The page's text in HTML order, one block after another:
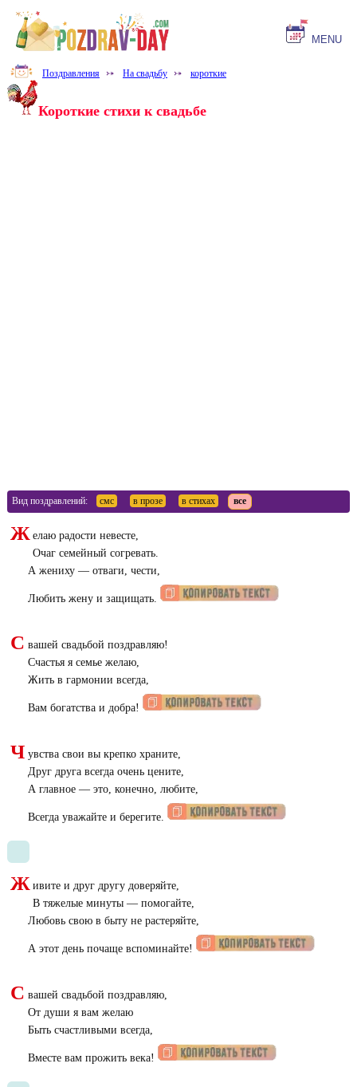
MENU
Поздравления ⤐ На свадьбу ⤐ короткие
Короткие стихи к свадьбе
Вид поздравлений: смс в прозе в стихах все
Ж елаю радости невесте,
Очаг семейный согревать.
А жениху — отваги, чести,
Любить жену и защищать.
С вашей свадьбой поздравляю!
Счастья я семье желаю,
Жить в гармонии всегда,
Вам богатства и добра!
Ч увства свои вы крепко храните,
Друг друга всегда очень цените,
А главное ― это, конечно, любите,
Всегда уважайте и берегите.
Ж ивите и друг другу доверяйте,
В тяжелые минуты — помогайте,
Любовь свою в быту не растеряйте,
А этот день почаще вспоминайте!
С вашей свадьбой поздравляю,
От души я вам желаю
Быть счастливыми всегда,
Вместе вам прожить века!